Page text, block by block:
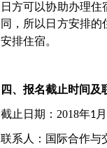
日方可以协助办理
同，所以日方安排的
安排住宿。
四、报名截止时间及
截止日期： 2018年1月
联系人：国际合作与